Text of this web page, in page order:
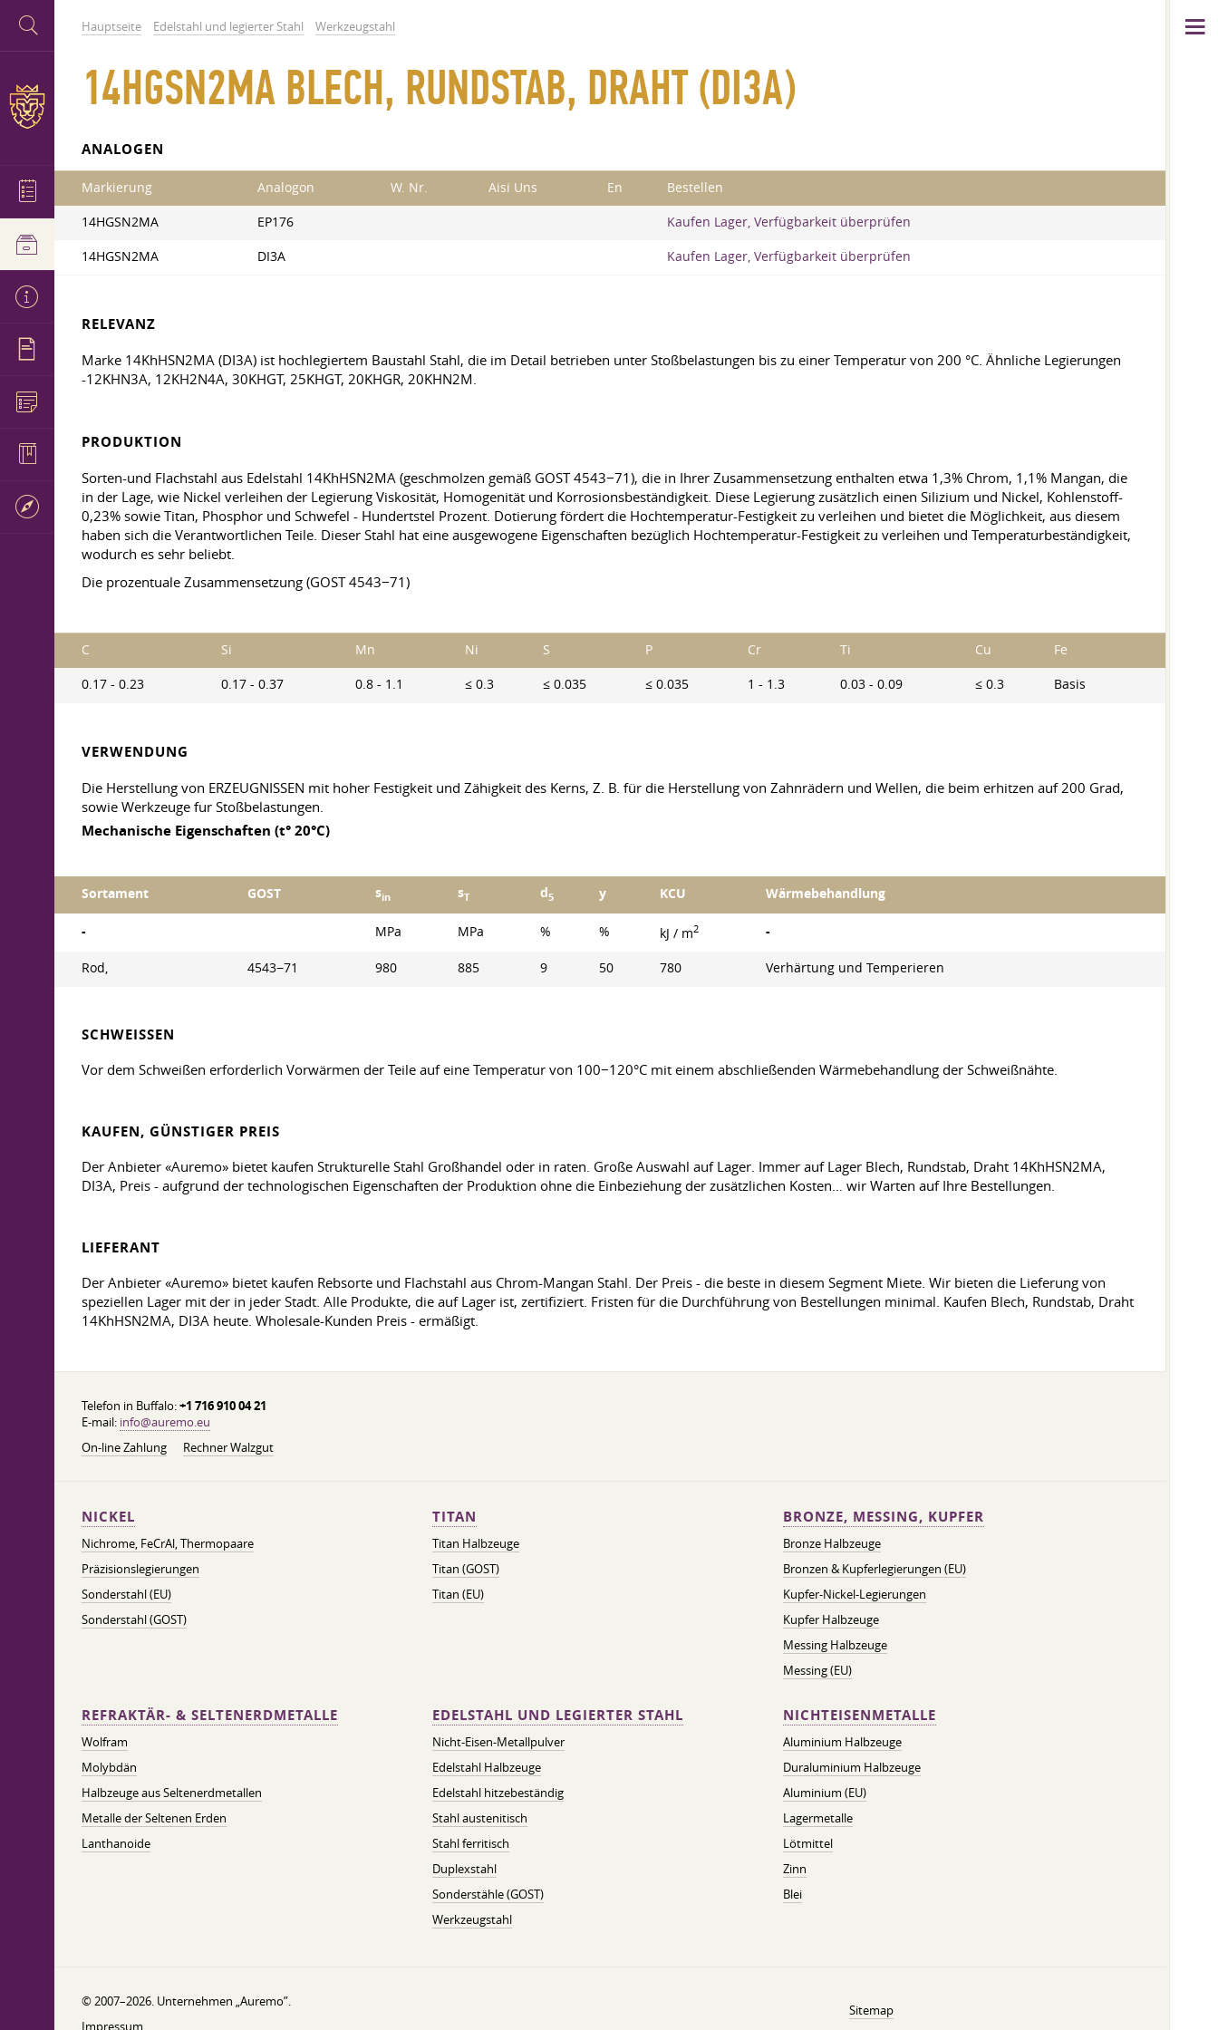
Hauptseite Edelstahl und legierter Stahl Werkzeugstahl
14HGSN2МА BLECH, RUNDSTAB, DRAHT (DI3А)
ANALOGEN
Markierung Analogon W. Nr. Aisi Uns En Bestellen
14HGSN2MA EP176 Kaufen Lager, Verfügbarkeit überprüfen
14HGSN2MA DI3A Kaufen Lager, Verfügbarkeit überprüfen
RELEVANZ
Marke 14KhHSN2MA (DI3А) ist hochlegiertem Baustahl Stahl, die im Detail betrieben unter Stoßbelastungen bis zu einer Temperatur von 200 °C. Ähnliche Legierungen
-12KHN3А, 12KH2N4A, 30KHGT, 25KHGT, 20KHGR, 20KHN2M.
PRODUKTION
Sorten-und Flachstahl aus Edelstahl 14KhHSN2MA (geschmolzen gemäß GOST 4543−71), die in Ihrer Zusammensetzung enthalten etwa 1,3% Chrom, 1,1% Mangan, die
in der Lage, wie Nickel verleihen der Legierung Viskosität, Homogenität und Korrosionsbeständigkeit. Diese Legierung zusätzlich einen Silizium und Nickel, Kohlenstoff-
0,23% sowie Titan, Phosphor und Schwefel - Hundertstel Prozent. Dotierung fördert die Hochtemperatur-Festigkeit zu verleihen und bietet die Möglichkeit, aus diesem
haben sich die Verantwortlichen Teile. Dieser Stahl hat eine ausgewogene Eigenschaften bezüglich Hochtemperatur-Festigkeit zu verleihen und Temperaturbeständigkeit,
wodurch es sehr beliebt.
Die prozentuale Zusammensetzung (GOST 4543−71)
C Si Mn Ni S P Cr Ti Cu Fe
0.17 - 0.23 0.17 - 0.37 0.8 - 1.1 ≤ 0.3 ≤ 0.035 ≤ 0.035 1 - 1.3 0.03 - 0.09 ≤ 0.3 Basis
VERWENDUNG
Die Herstellung von ERZEUGNISSEN mit hoher Festigkeit und Zähigkeit des Kerns, Z. B. für die Herstellung von Zahnrädern und Wellen, die beim erhitzen auf 200 Grad,
sowie Werkzeuge fur Stoßbelastungen.
Mechanische Eigenschaften (t° 20°C)
Sortament GOST sin sT d5 y KCU Wärmebehandlung
- MPa MPa % % kJ / m2 -
Rod, 4543−71 980 885 9 50 780 Verhärtung und Temperieren
SCHWEISSEN
Vor dem Schweißen erforderlich Vorwärmen der Teile auf eine Temperatur von 100−120°C mit einem abschließenden Wärmebehandlung der Schweißnähte.
KAUFEN, GÜNSTIGER PREIS
Der Anbieter «Auremo» bietet kaufen Strukturelle Stahl Großhandel oder in raten. Große Auswahl auf Lager. Immer auf Lager Blech, Rundstab, Draht 14KhHSN2MA,
DI3А, Preis - aufgrund der technologischen Eigenschaften der Produktion ohne die Einbeziehung der zusätzlichen Kosten… wir Warten auf Ihre Bestellungen.
LIEFERANT
Der Anbieter «Auremo» bietet kaufen Rebsorte und Flachstahl aus Chrom-Mangan Stahl. Der Preis - die beste in diesem Segment Miete. Wir bieten die Lieferung von
speziellen Lager mit der in jeder Stadt. Alle Produkte, die auf Lager ist, zertifiziert. Fristen für die Durchführung von Bestellungen minimal. Kaufen Blech, Rundstab, Draht
14KhHSN2MA, DI3А heute. Wholesale-Kunden Preis - ermäßigt.
Telefon in Buffalo:+1 716 910 04 21
E-mail: info@auremo.eu
On-line Zahlung
Rechner Walzgut
NICKEL
Nichrome, FeСrAl, ​​Thermopaare
Präzisionslegierungen
Sonderstahl (EU)
Sonderstahl (GOST)
TITAN
Titan Halbzeuge
Titan (GOST)
Titan (EU)
BRONZE, MESSING, KUPFER
Bronze Halbzeuge
Bronzen & Kupferlegierungen (EU)
Kupfer-Nickel-Legierungen
Kupfer Halbzeuge
Messing Halbzeuge
Messing (EU)
REFRAKTÄR- & SELTENERDMETALLE
Wolfram
Molybdän
Halbzeuge aus Seltenerdmetallen
Metalle der Seltenen Erden
Lanthanoide
EDELSTAHL UND LEGIERTER STAHL
Nicht-Eisen-Metallpulver
Edelstahl Halbzeuge
Edelstahl hitzebeständig
Stahl austenitisch
Stahl ferritisch
Duplexstahl
Sonderstähle (GOST)
Werkzeugstahl
NICHTEISENMETALLE
Aluminium Halbzeuge
Duraluminium Halbzeuge
Aluminium (EU)
Lagermetalle
Lötmittel
Zinn
Blei
© 2007–2026. Unternehmen „Auremo”.
Impressum
Sitemap